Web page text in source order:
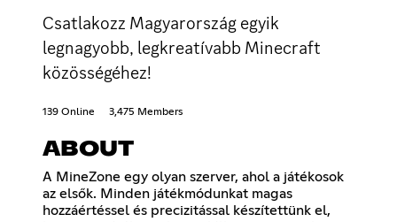
Csatlakozz Magyarország egyik
legnagyobb, legkreatívabb Minecraft
közösségéhez!
139 Online 3,475 Members
ABOUT
A MineZone egy olyan szerver, ahol a játékosok
az elsők. Minden játékmódunkat magas
hozzáértéssel és precizitással készítettünk el,